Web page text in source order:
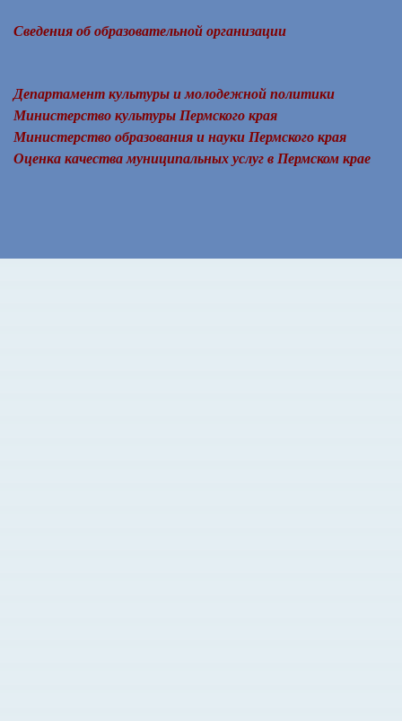
Сведения об образовательной организации
Департамент культуры и молодежной политики
Министерство культуры Пермского края
Министерство образования и науки Пермского края
Оценка качества муниципальных услуг в Пермском крае